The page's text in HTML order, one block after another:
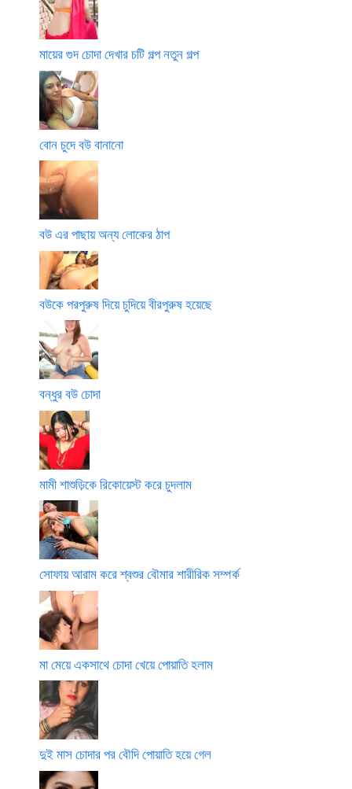
মায়ের গুদ চোদা দেখার চটি গল্প নতুন গল্প
বোন চুদে বউ বানানো
বউ এর পাছায় অন্য লোকের ঠাপ
বউকে পরপুরুষ দিয়ে চুদিয়ে বীরপুরুষ হয়েছে
বন্ধুর বউ চোদা
মামী শাশুড়িকে রিকোয়েস্ট করে চুদলাম
সোফায় আরাম করে শ্বশুর বৌমার শারীরিক সম্পর্ক
মা মেয়ে একসাথে চোদা খেয়ে পোয়াতি হলাম
দুই মাস চোদার পর বৌদি পোয়াতি হয়ে গেল